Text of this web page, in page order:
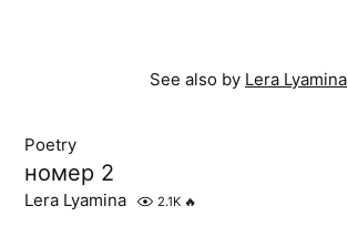
See also by Lera Lyamina
Poetry
номер 2
Lera Lyamina 2.1K 🔥